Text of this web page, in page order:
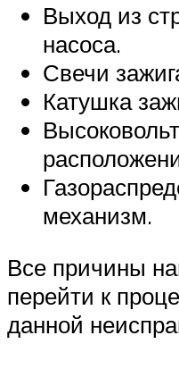
Выход из
насоса.
Свечи
Катушка
механизм.
Все причины
перейти к
данной